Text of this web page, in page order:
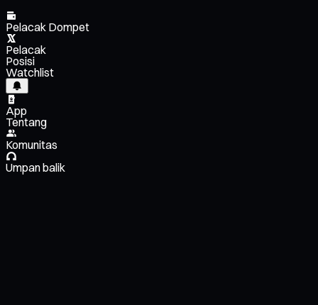
Pelacak Dompet
Pelacak
Posisi
Watchlist
App
Tentang
Komunitas
Umpan balik